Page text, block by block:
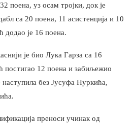
поена, уз осам тројки, док је
са 20 поена, 11 асистенција и 10
додао је 16 поена.
је био Лука Гарза са 16
постигао 12 поена и забиљежио
без Јусуфа Нуркића,
преноси учинак од